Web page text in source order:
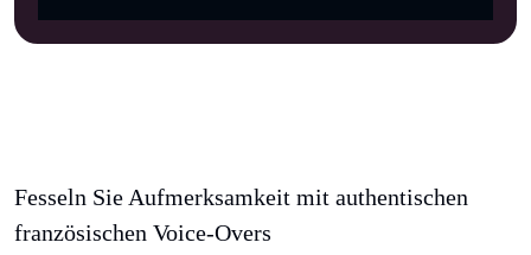
Fesseln Sie Aufmerksamkeit mit authentischen
französischen Voice-Overs